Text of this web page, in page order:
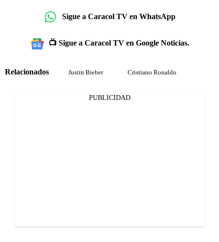
Sigue a Caracol TV en WhatsApp
📺 Sigue a Caracol TV en Google Noticias.
Relacionados Justin Bieber Cristiano Ronaldo
PUBLICIDAD